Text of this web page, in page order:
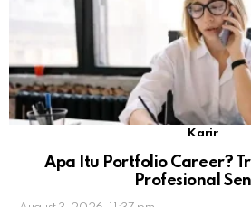
Karir
Apa Itu Portfolio Career?
Profesional